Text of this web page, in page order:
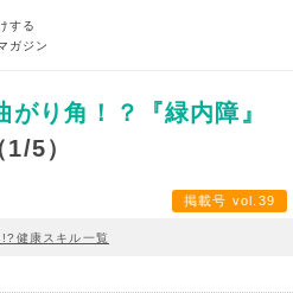
する
ガジン
がり角！？『緑内障』
1/5）
掲載号 vol.39
健康スキル一覧